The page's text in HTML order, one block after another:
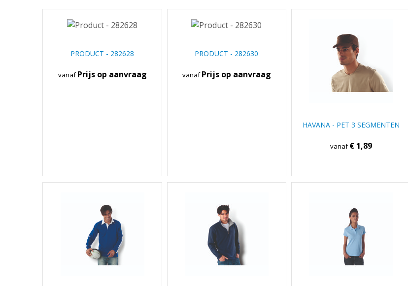
PRODUCT - 282628
vanafPrijs op aanvraag
PRODUCT - 282630
vanafPrijs op aanvraag
HAVANA - PET 3 SEGMENTEN
vanaf€ 1,89